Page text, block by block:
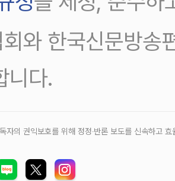
와 한국신문방송
니다.
자의 권익보호를 위해 정정‧반론 보도를 신속하고